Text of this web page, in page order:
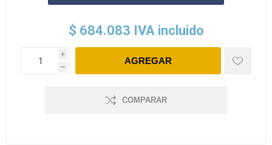
$ 684.083 IVA incluido
i
h
COMPARAR